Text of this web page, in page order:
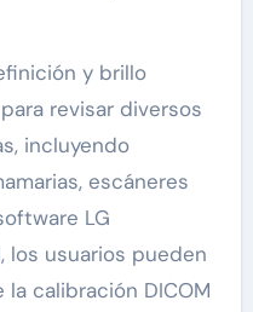
y brillo
revisar diversos
incluyendo
escáneres
LG
los usuarios pueden
calibración DICOM